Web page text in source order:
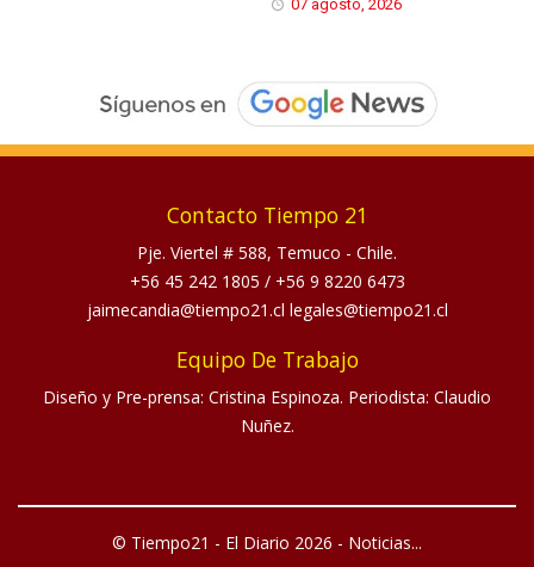
07 agosto, 2026
Contacto Tiempo 21
Pje. Viertel # 588, Temuco - Chile.
+56 45 242 1805 / +56 9 8220 6473
jaimecandia@tiempo21.cl legales@tiempo21.cl
Equipo De Trabajo
Diseño y Pre-prensa: Cristina Espinoza. Periodista: Claudio
Nuñez.
© Tiempo21 - El Diario 2026 - Noticias...